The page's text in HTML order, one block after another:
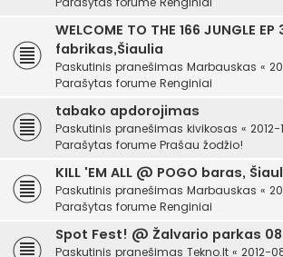
WELCOME TO THE 166 JUNGLE EP
fabrikas,Šiaulia
Paskutinis pranešimas Marbauskas «
Parašytas forume Renginiai
tabako apdorojimas
Paskutinis pranešimas kivikosas « 2012-
Parašytas forume Prašau žodžio!
KILL 'EM ALL @ POGO baras,
Paskutinis pranešimas Marbauskas «
Parašytas forume Renginiai
Spot Fest! @ Žalvario parkas
Paskutinis pranešimas Tekno.lt « 2012-